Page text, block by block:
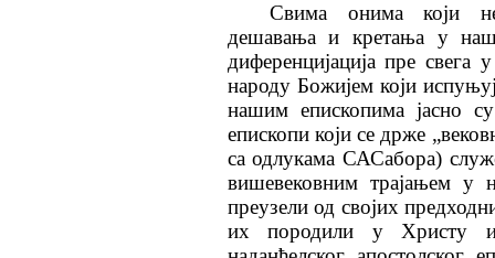
Свима онима који
дешавања и кретања у
диференцијација пре свега
народу Божијем који
нашим епископима јасно
епископи који се држе
са одлукама САСабора)
вишевековним трајањем у
преузели од својих
их породили у Христу и